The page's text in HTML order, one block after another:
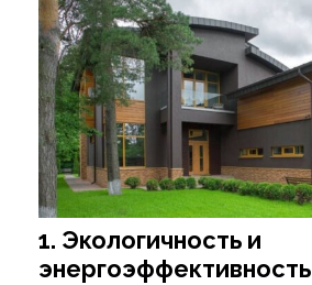
1. Экологичность и
энергоэффективность